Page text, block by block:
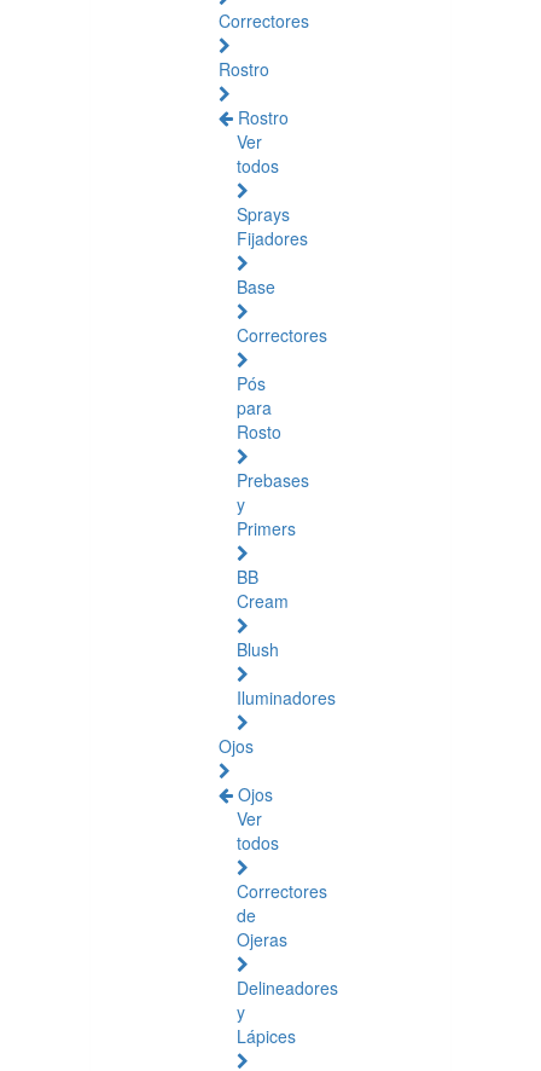
Correctores
Rostro
Rostro
Ver
todos
Sprays
Fijadores
Base
Correctores
Pós
para
Rosto
Prebases
y
Primers
BB
Cream
Blush
Iluminadores
Ojos
Ojos
Ver
todos
Correctores
de
Ojeras
Delineadores
y
Lápices